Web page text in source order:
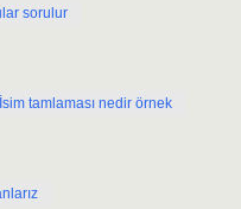
sorulur
İsim tamlaması nedir örnek